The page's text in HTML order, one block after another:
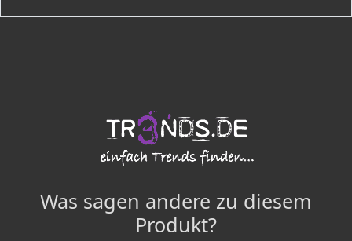
Was sagen andere zu diesem
Produkt?